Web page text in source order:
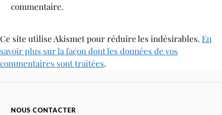
commentaire.
Ce site utilise Akismet pour réduire les indésirables. En
savoir plus sur la façon dont les données de vos
commentaires sont traitées.
NOUS CONTACTER